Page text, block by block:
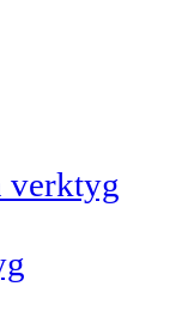
verktyg